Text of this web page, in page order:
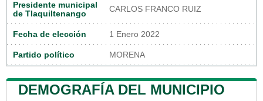
Presidente municipal
de Tlaquiltenango
CARLOS FRANCO RUIZ
Fecha de elección 1 Enero 2022
Partido político MORENA
DEMOGRAFÍA DEL MUNICIPIO